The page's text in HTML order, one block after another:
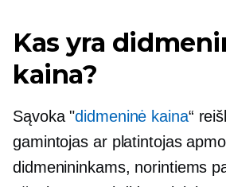
Kas yra
kaina?
Sąvoka "didmeninė kaina“
gamintojas ar platintojas
didmenininkams, norintiems